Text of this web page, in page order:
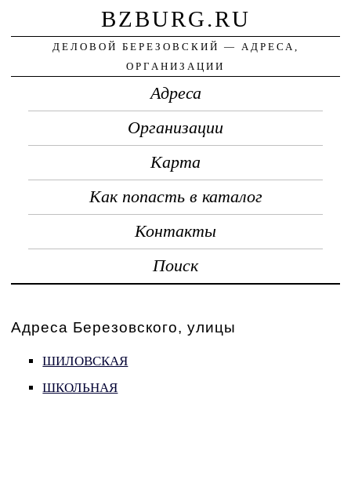
BZBURG.RU
ДЕЛОВОЙ БЕРЕЗОВСКИЙ — АДРЕСА,
ОРГАНИЗАЦИИ
Адреса
Организации
Карта
Как попасть в каталог
Контакты
Поиск
Адреса Березовского, улицы
ШИЛОВСКАЯ
ШКОЛЬНАЯ